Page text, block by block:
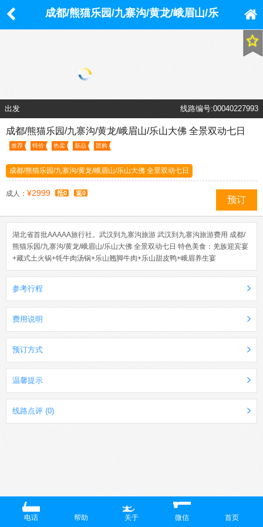
成都/熊猫乐园/九寨沟/黄龙/峨眉山/乐
出发 线路编号:00040227993
成都/熊猫乐园/九寨沟/黄龙/峨眉山/乐山大佛 全景双动七日
推荐 特价 热卖 新品 团购
成都/熊猫乐园/九寨沟/黄龙/峨眉山/乐山大佛 全景双动七日
成人： ¥2999 抵0 返0
预订
湖北省首批AAAAA旅行社。武汉到九寨沟旅游 武汉到九寨沟旅游费用 成都/
熊猫乐园/九寨沟/黄龙/峨眉山/乐山大佛 全景双动七日 特色美食：羌族迎宾宴
+藏式土火锅+牦牛肉汤锅+乐山翘脚牛肉+乐山甜皮鸭+峨眉养生宴
参考行程
费用说明
预订方式
温馨提示
线路点评 (0)
电话 帮助 关于 微信 首页